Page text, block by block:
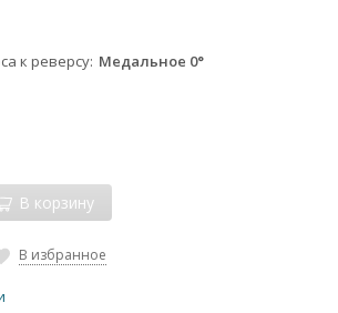
к реверсу Медальное 0°
В корзину
В избранное